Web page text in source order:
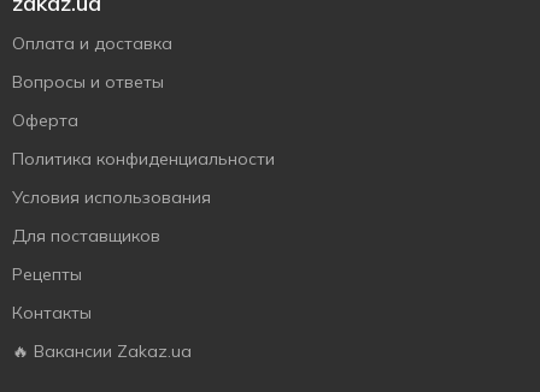
Оплата и доставка
Вопросы и ответы
Оферта
Политика конфиденциальности
Условия использования
Для поставщиков
Рецепты
Контакты
🔥 Вакансии Zakaz.ua